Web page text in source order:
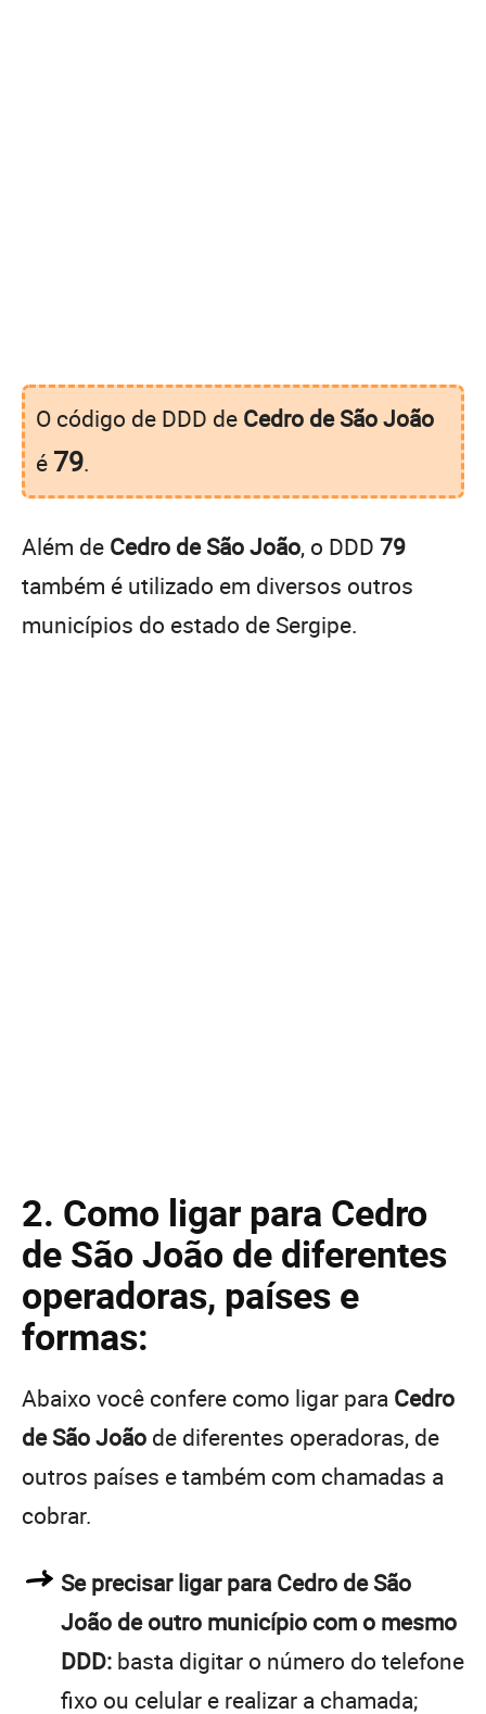
O código de DDD de Cedro de São João
é 79.
Além de Cedro de São João, o DDD 79
também é utilizado em diversos outros
municípios do estado de Sergipe.
2. Como ligar para Cedro
de São João de diferentes
operadoras, países e
formas:
Abaixo você confere como ligar para Cedro
de São João de diferentes operadoras, de
outros países e também com chamadas a
cobrar.
Se precisar ligar para Cedro de São
João de outro município com o mesmo
DDD: basta digitar o número do telefone
fixo ou celular e realizar a chamada;